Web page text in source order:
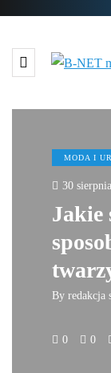
MODA I
30
Jakie
By redakcja
0 0